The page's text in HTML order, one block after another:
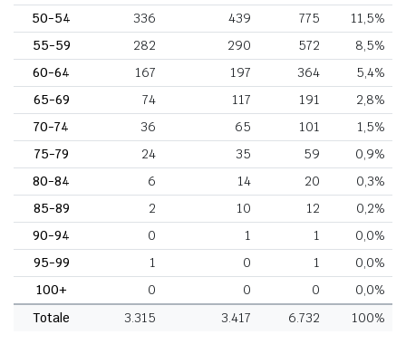
50-54
336 439 775
11,5%
55-59
282 290 572
8,5%
60-64
167 197 364
5,4%
65-69
74 117 191
2,8%
70-74
36 65 101
1,5%
75-79
24 35 59
0,9%
80-84
6 14 20
0,3%
85-89
2 10 12
0,2%
90-94
0 1 1
0,0%
95-99
1 0 1
0,0%
100+
0 0 0
0,0%
Totale
3.315 3.417 6.732 100%